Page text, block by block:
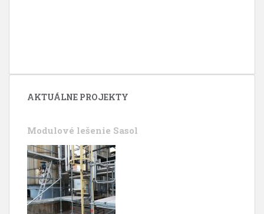
AKTUÁLNE PROJEKTY
Modulové lešenie Sasol